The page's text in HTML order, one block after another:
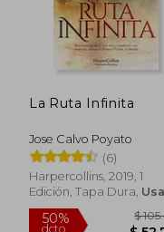
50%
dcto. $
La Ruta Infinita
Jose Calvo Poyato
(6)
Harpercollins, 2019, 1
Edición, Tapa Dura,